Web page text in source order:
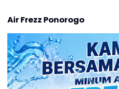
Air Frezz Ponorogo